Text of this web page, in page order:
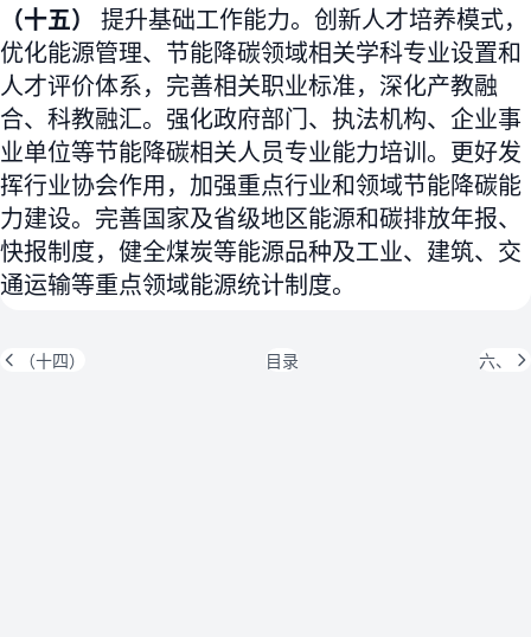
（十五） 提升基础工作能力。创新人才培养模式，
优化能源管理、节能降碳领域相关学科专业设置和
人才评价体系，完善相关职业标准，深化产教融
合、科教融汇。强化政府部门、执法机构、企业事
业单位等节能降碳相关人员专业能力培训。更好发
挥行业协会作用，加强重点行业和领域节能降碳能
力建设。完善国家及省级地区能源和碳排放年报、
快报制度，健全煤炭等能源品种及工业、建筑、交
通运输等重点领域能源统计制度。
（十四） 目录 六、